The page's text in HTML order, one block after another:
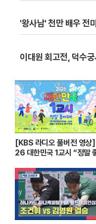
'왕사남' 천만 배우 전
이대원 회고전, 덕수
[KBS 라디오 풀버전 영
26 대한민국 1교시 “정말